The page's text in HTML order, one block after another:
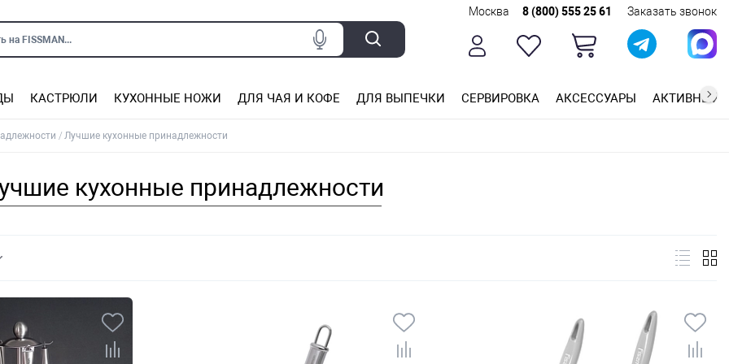
на FISSMAN...
Москва 8 (800) 555 25 61 Заказать звонок
КАСТРЮЛИ КУХОННЫЕ НОЖИ ДЛЯ ЧАЯ И КОФЕ ДЛЯ ВЫПЕЧКИ СЕРВИРОВКА АКСЕССУАРЫ АКТИВНЫЙ
Лучшие кухонные принадлежности
кухонные принадлежности